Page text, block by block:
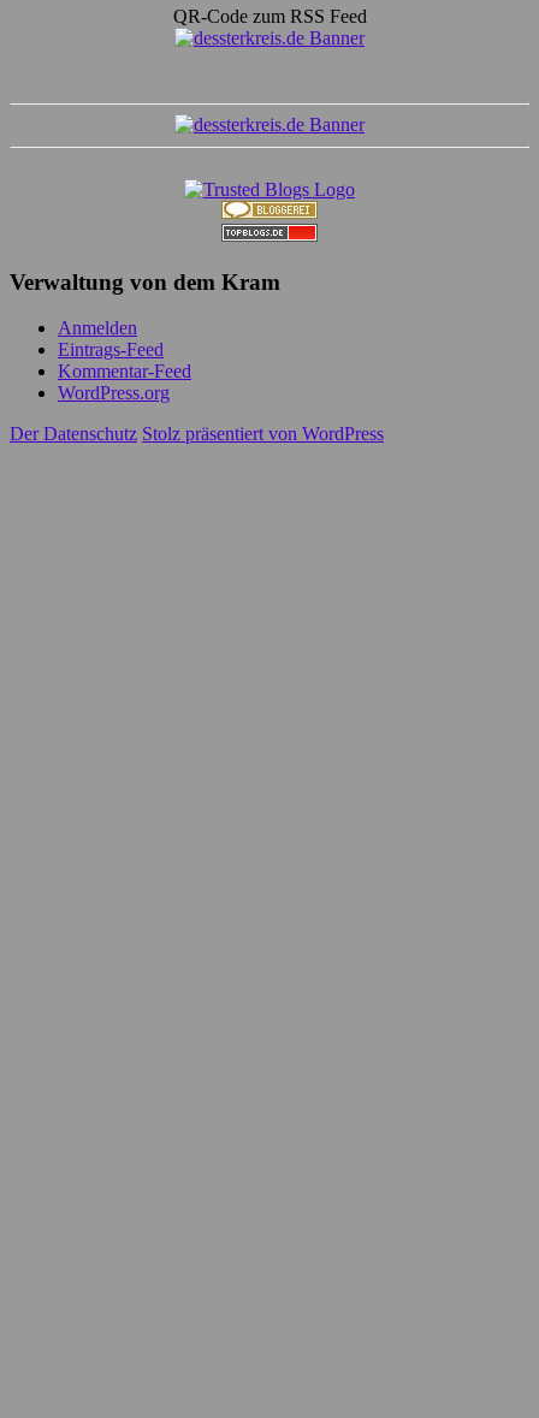
QR-Code zum RSS Feed
Verwaltung von dem Kram
Anmelden
Eintrags-Feed
Kommentar-Feed
WordPress.org
Der Datenschutz Stolz präsentiert von WordPress